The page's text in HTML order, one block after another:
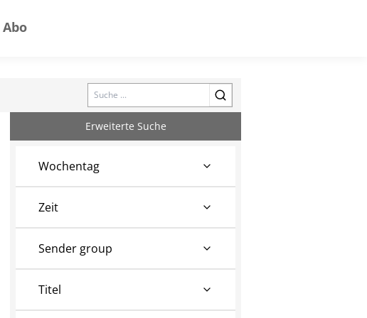
Abo
Search
Erweiterte Suche
Wochentag
Zeit
Sender group
Titel